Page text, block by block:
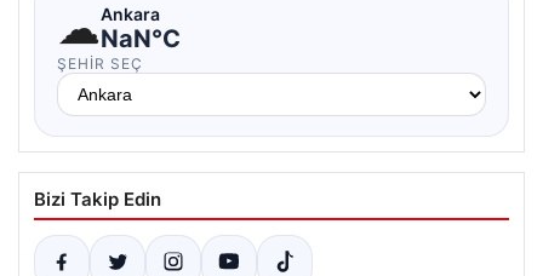
☁Ankara
NaN°C
ŞEHIR SEÇ
Bizi Takip Edin